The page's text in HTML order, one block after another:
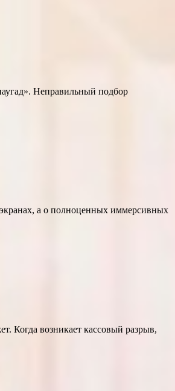
Неправильный подбор
а о полноценных иммерсивных
Когда возникает кассовый разрыв,